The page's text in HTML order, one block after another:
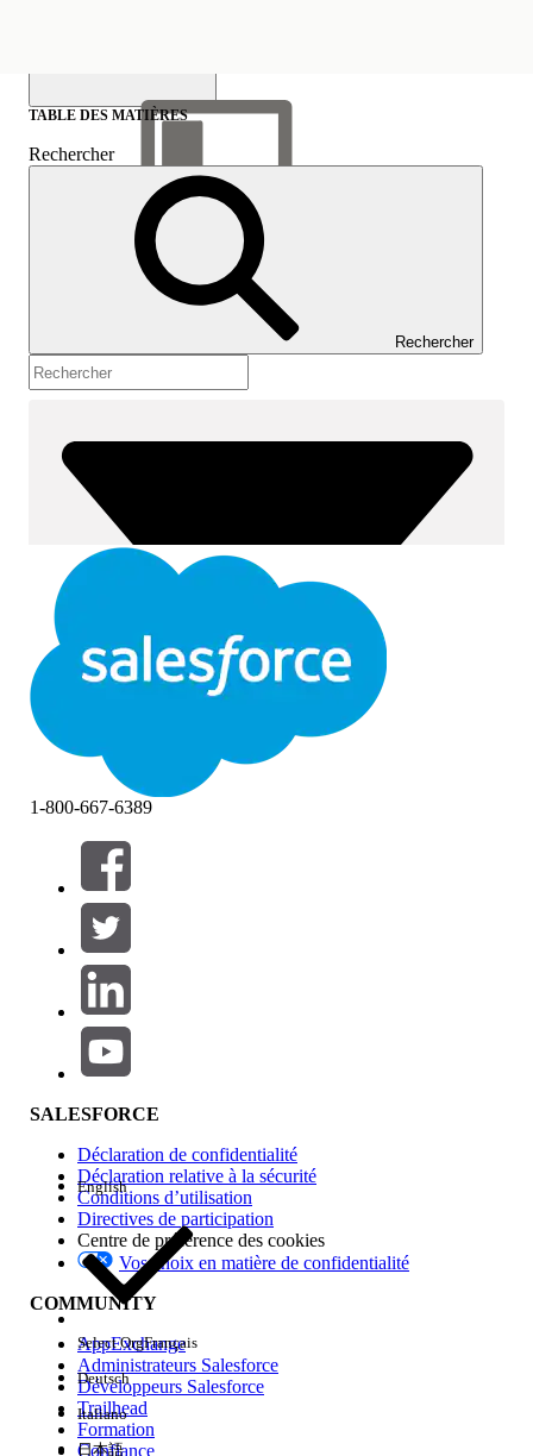
Afficher la table des
matières
Table des matières
TABLE DES MATIÈRES
Rechercher
Rechercher
Filtres (0)
SÉLECTIONNER DES FILTRES
Gamme de produits
Impact des fonctionnalités
Edition
Expérience
1-800-667-6389
SALESFORCE
Déclaration de confidentialité
Déclaration relative à la sécurité
Conditions d’utilisation
Directives de participation
Centre de préférence des cookies
Vos choix en matière de confidentialité
COMMUNITY
AppExchange
Administrateurs Salesforce
Développeurs Salesforce
Trailhead
Formation
Confiance
English
Select OrgFrançais
Deutsch
Italiano
日本語